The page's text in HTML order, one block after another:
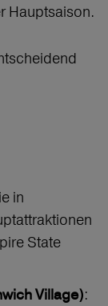
Hauptsaison.
in
State
Village):